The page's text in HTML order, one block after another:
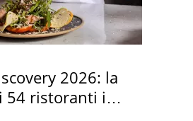
2026: la
54 ristoranti in